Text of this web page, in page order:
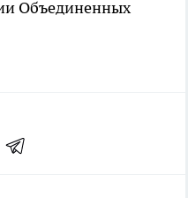
Объединенных